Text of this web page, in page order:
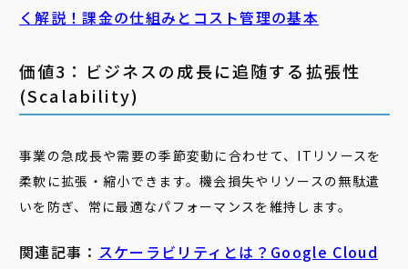
く解説！課金の仕組みとコスト管理の基本
価値3：ビジネスの成長に追随する拡張性
(Scalability)
事業の急成長や需要の季節変動に合わせて、ITリソースを
柔軟に拡張・縮小できます。機会損失やリソースの無駄遣
いを防ぎ、常に最適なパフォーマンスを維持します。
関連記事： スケーラビリティとは？Google Cloud